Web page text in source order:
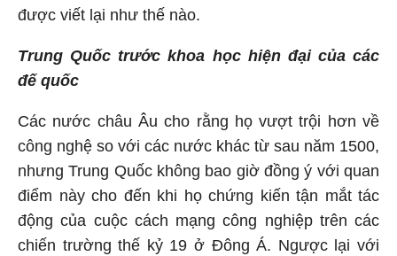
được viết lại như thế nào.
Trung Quốc trước khoa học hiện đại của các
đế quốc
Các nước châu Âu cho rằng họ vượt trội hơn về
công nghệ so với các nước khác từ sau năm 1500,
nhưng Trung Quốc không bao giờ đồng ý với quan
điểm này cho đến khi họ chứng kiến tận mắt tác
động của cuộc cách mạng công nghiệp trên các
chiến trường thế kỷ 19 ở Đông Á. Ngược lại với